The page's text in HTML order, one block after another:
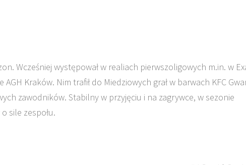
Wcześniej występował w realiach pierwszoligowych m.in. w
Kraków. Nim trafił do Miedziowych grał w barwach KFC
zawodników. Stabilny w przyjęciu i na zagrywce, w sezonie
sile zespołu.